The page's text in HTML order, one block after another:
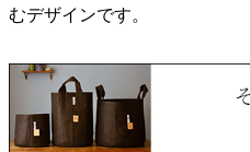
むデザインです。